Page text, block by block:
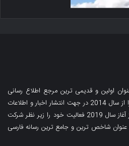
اولین و قدیمی ترین مرجع اطلاع رسانی
فارسی زبان در قبرس فعالیت خود را از سال 2014 در جهت انتشار اخبار و اطلاعات
در حوزه های مختلف آغاز کرده و از آغاز سال 2019 فعالیت خود را زیر نظر شرکت
عنوان شاخص ترین و جامع ترین رسانه فارسی